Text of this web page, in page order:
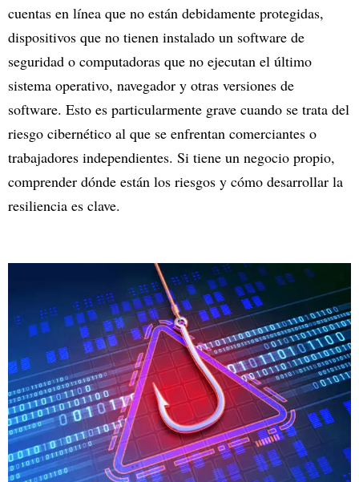
cuentas en línea que no están debidamente protegidas,
dispositivos que no tienen instalado un software de
seguridad o computadoras que no ejecutan el último
sistema operativo, navegador y otras versiones de
software. Esto es particularmente grave cuando se trata del
riesgo cibernético al que se enfrentan comerciantes o
trabajadores independientes. Si tiene un negocio propio,
comprender dónde están los riesgos y cómo desarrollar la
resiliencia es clave.